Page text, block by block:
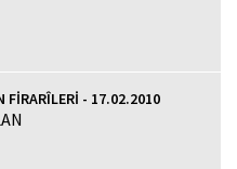
FİRARÎLERİ - 17.02.2010